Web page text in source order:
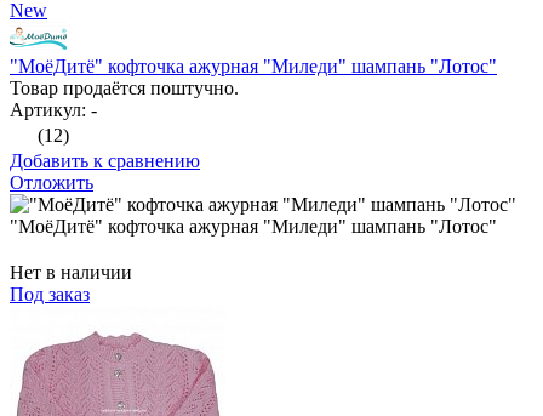
New
"МоёДитё" кофточка ажурная "Миледи" шампань "Лотос"
Товар продаётся поштучно.
Артикул: -
(12)
Добавить к сравнению
Отложить
"МоёДитё" кофточка ажурная "Миледи" шампань "Лотос"
Нет в наличии
Под заказ